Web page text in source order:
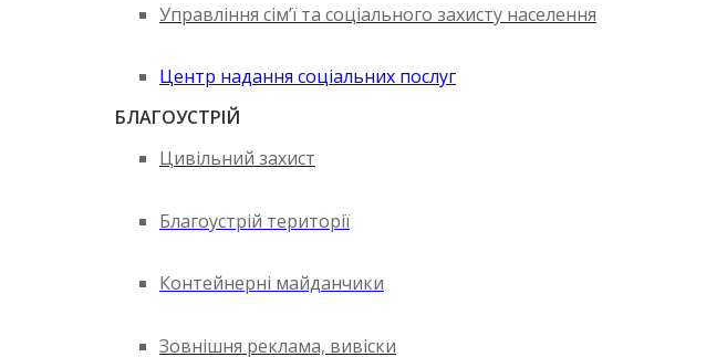
Управління сім’ї та соціального захисту населення
Центр надання соціальних послуг
БЛАГОУСТРІЙ
Цивільний захист
Благоустрій території
Контейнерні майданчики
Зовнішня реклама, вивіски